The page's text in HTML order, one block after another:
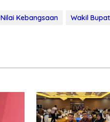
Nilai Kebangsaan Wakil